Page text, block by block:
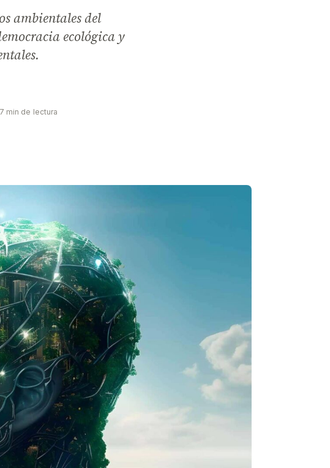
ambientales del
ecológica y
7 min de lectura